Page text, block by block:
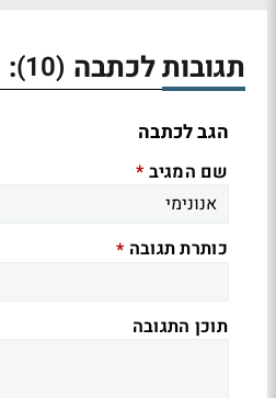
תגובות לכתבה (10)
:
הגב לכתבה
שם המגיב *
כותרת תגובה *
תוכן התגובה